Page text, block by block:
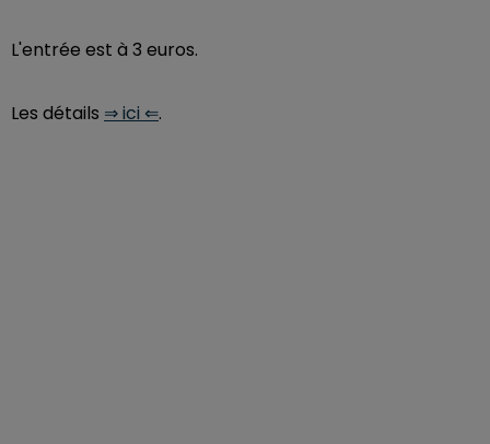
L'entrée est à 3 euros.
Les détails ⇒ ici ⇐.